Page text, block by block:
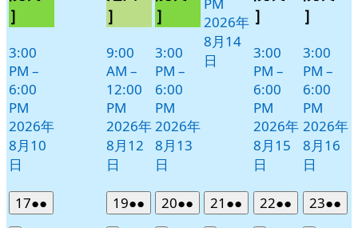
］
3:00
PM –
6:00
PM
2026年
8月10
日
］
9:00
AM –
12:00
PM
2026年
8月12
日
］
3:00
PM –
6:00
PM
2026年
8月13
日
PM
2026年
8月14
日
］
3:00
PM –
6:00
PM
2026年
8月15
日
］
3:00
PM –
6:00
PM
2026年
8月16
日
172026
年
●●
件
192026
年
●●
件
202026
年
●●
件
21 2026
年
●●
件
222026
年
●●
件
232026
年
●●
件